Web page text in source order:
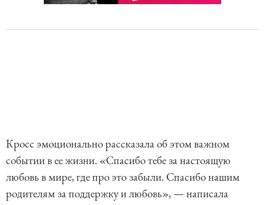
Кросс эмоционально рассказала об этом важном
событии в ее жизни. «Спасибо тебе за настоящую
любовь в мире, где про это забыли. Спасибо нашим
родителям за поддержку и любовь», — написала